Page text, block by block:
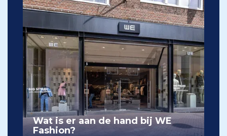
Wat is er aan de hand bij WE
Fashion?